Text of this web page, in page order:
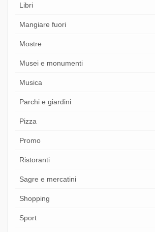
Libri
Mangiare fuori
Mostre
Musei e monumenti
Musica
Parchi e giardini
Pizza
Promo
Ristoranti
Sagre e mercatini
Shopping
Sport